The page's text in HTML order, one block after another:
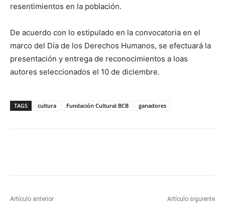
resentimientos en la población.
De acuerdo con lo estipulado en la convocatoria en el
marco del Día de los Derechos Humanos, se efectuará la
presentación y entrega de reconocimientos a loas
autores seleccionados el 10 de diciembre.
TAGS cultura Fundación Cultural BCB ganadores
Artículo anterior Artículo siguiente